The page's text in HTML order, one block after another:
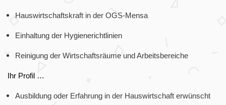
Hauswirtschaftskraft in der OGS-Mensa
Einhaltung der Hygienerichtlinien
Reinigung der Wirtschaftsräume und Arbeitsbereiche
Ihr Profil …
Ausbildung oder Erfahrung in der Hauswirtschaft erwünscht